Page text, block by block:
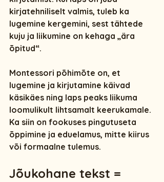
kirjatehniliselt valmis, tuleb ka
lugemine kergemini, sest tähtede
kuju ja liikumine on kehaga „ära
õpitud“.
Montessori põhimõte on, et
lugemine ja kirjutamine käivad
käsikäes ning laps peaks liikuma
loomulikult lihtsamalt keerukamale.
Ka siin on fookuses pingutuseta
õppimine ja eduelamus, mitte kiirus
või formaalne tulemus.
Jõukohane tekst =